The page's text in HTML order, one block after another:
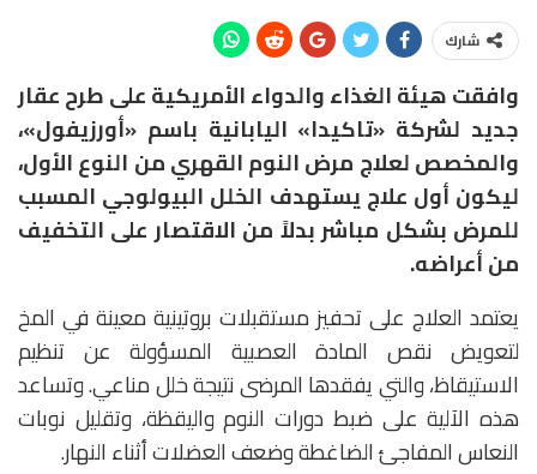
شارك
وافقت هيئة الغذاء والدواء الأمريكية على طرح عقار
جديد لشركة «تاكيدا» اليابانية باسم «أورزيفول»،
والمخصص لعلاج مرض النوم القهري من النوع الأول،
ليكون أول علاج يستهدف الخلل البيولوجي المسبب
للمرض بشكل مباشر بدلاً من الاقتصار على التخفيف
من أعراضه.
يعتمد العلاج على تحفيز مستقبلات بروتينية معينة في المخ
لتعويض نقص المادة العصبية المسؤولة عن تنظيم
الاستيقاظ، والتي يفقدها المرضى نتيجة خلل مناعي. وتساعد
هذه الآلية على ضبط دورات النوم واليقظة، وتقليل نوبات
النعاس المفاجئ الضاغطة وضعف العضلات أثناء النهار.